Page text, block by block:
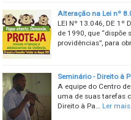
Alteração na Lei nº
LEI Nº 13.046, DE 1º
de 1990, que
providências”, para
Seminário - Direito à
A equipe do Centro
uma de suas tarefas
Direito à Pa…
Ler mais